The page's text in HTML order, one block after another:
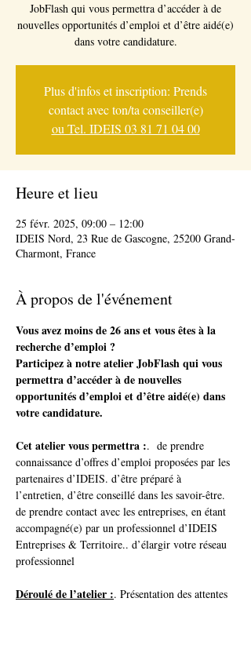
JobFlash qui vous permettra d’accéder à de
nouvelles opportunités d’emploi et d’être aidé(e)
dans votre candidature.
Plus d'infos et inscription: Prends
contact avec ton/ta conseiller(e)
ou Tel. IDEIS 03 81 71 04 00
Heure et lieu
25 févr. 2025, 09:00 – 12:00
IDEIS Nord, 23 Rue de Gascogne, 25200 Grand-
Charmont, France
À propos de l'événement
Vous avez moins de 26 ans et vous êtes à la
recherche d’emploi ?
Participez à notre atelier JobFlash qui vous
permettra d’accéder à de nouvelles
opportunités d’emploi et d’être aidé(e) dans
votre candidature.
Cet atelier vous permettra :.  de prendre
connaissance d’offres d’emploi proposées par les
partenaires d’IDEIS. d’être préparé à
l’entretien, d’être conseillé dans les savoir-être.
de prendre contact avec les entreprises, en étant
accompagné(e) par un professionnel d’IDEIS
Entreprises & Territoire.. d’élargir votre réseau
professionnel
Déroulé de l’atelier :. Présentation des attentes